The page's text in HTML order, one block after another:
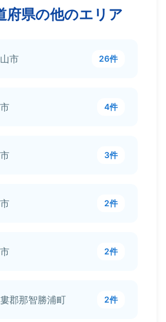
府県の他のエリア
市 26件
4件
3件
2件
2件
郡那智勝浦町 2件